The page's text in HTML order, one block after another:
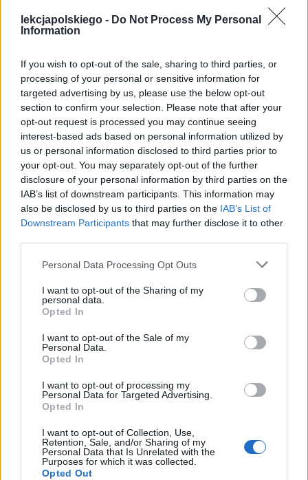
lekcjapolskiego - Do Not Process My Personal
Information
If you wish to opt-out of the sale, sharing to third parties, or
processing of your personal or sensitive information for
targeted advertising by us, please use the below opt-out
section to confirm your selection. Please note that after your
opt-out request is processed you may continue seeing
interest-based ads based on personal information utilized by
us or personal information disclosed to third parties prior to
your opt-out. You may separately opt-out of the further
disclosure of your personal information by third parties on the
IAB’s list of downstream participants. This information may
also be disclosed by us to third parties on the IAB’s List of
Downstream Participants that may further disclose it to other
Personal Data Processing Opt Outs
I want to opt-out of the Sharing of my
personal data.
Opted In
I want to opt-out of the Sale of my
Personal Data.
Opted In
I want to opt-out of processing my
Personal Data for Targeted Advertising.
Opted In
I want to opt-out of Collection, Use,
Retention, Sale, and/or Sharing of my
Personal Data that Is Unrelated with the
Purposes for which it was collected.
Opted Out
Nadludzkie możliwości i
poświęcenie
Osoba mówiąca skupia się na
nadludzkich możliwościach ciała
sportowca. Prawdopodobnie sama nie
ma takich umiejętności, dlatego patrzy
na sport z perspektywy pasjonata. Ma
wiedzę praktyczną na temat danej
dyscypliny sportowej, rozumie technikę
punkt wyjścia do rozważań o
możliwościach ludzkiego ciała
Zawodowi sportowcy przełamują
wszelkie ograniczenia. Pokazują, że
rzeczy niemożliwe nie istnieją. Lata
ciężkiej pracy i treningów sprawiają, że
sportowiec jest w stanie osiągnąć